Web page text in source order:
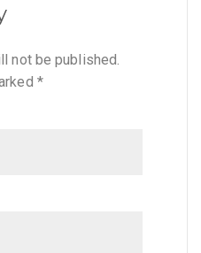
not be published.
*